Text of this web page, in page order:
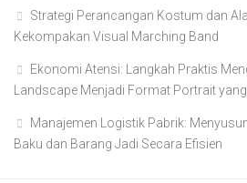
Strategi Perancangan Kostum dan
Kekompakan Visual Marching Band
Ekonomi Atensi: Langkah Praktis
Landscape Menjadi Format Portrait
Manajemen Logistik Pabrik:
Baku dan Barang Jadi Secara Efisien